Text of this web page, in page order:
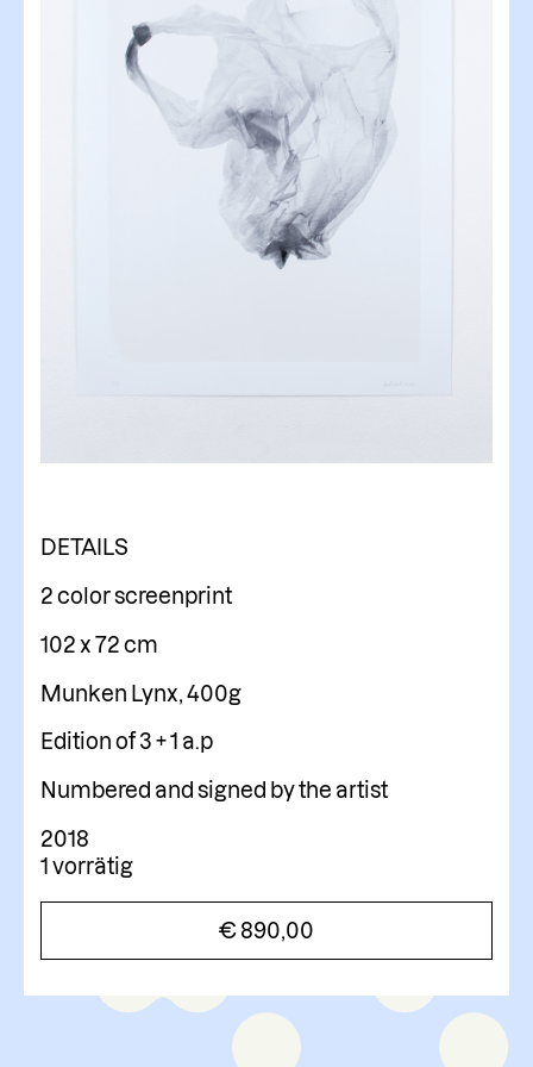
DETAILS
2 color screenprint
102 x 72 cm
Munken Lynx, 400g
Edition of 3 + 1 a.p
Numbered and signed by the artist
2018
1 vorrätig
€ 890,00